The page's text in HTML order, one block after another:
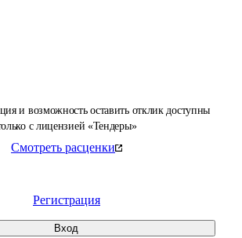
и возможность оставить отклик доступны
с лицензией «Тендеры»
Смотреть расценки
Регистрация
Вход